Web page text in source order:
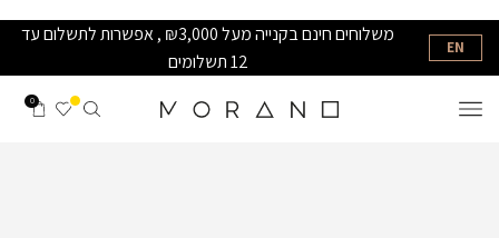
EN
משלוחים חינם בקנייה מעל ₪3,000 , אפשרות לתשלום עד
12 תשלומים
0